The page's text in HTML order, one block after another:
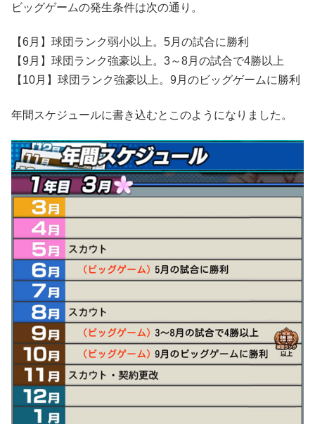
ビッグゲームの発生条件は次の通り。
【6月】球団ランク弱小以上。5月の試合に勝利
【9月】球団ランク強豪以上。3～8月の試合で4勝以上
【10月】球団ランク強豪以上。9月のビッグゲームに勝利
年間スケジュールに書き込むとこのようになりました。